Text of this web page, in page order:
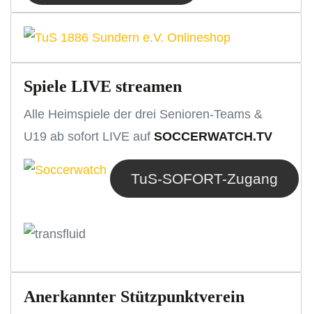
Spiele LIVE streamen
Alle Heimspiele der drei Senioren-Teams &
U19 ab sofort LIVE aufSOCCERWATCH.TV
TuS-SOFORT-Zugang
Anerkannter Stützpunktverein